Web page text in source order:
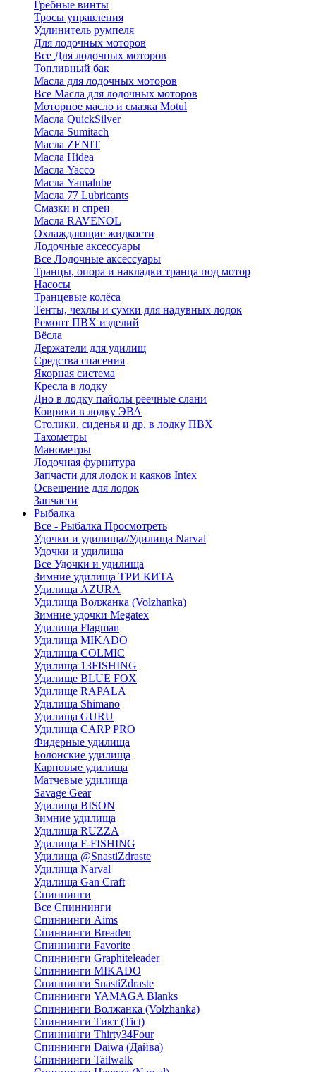
Гребные винты
Тросы управления
Удлинитель румпеля
Для лодочных моторов
Все Для лодочных моторов
Топливный бак
Масла для лодочных моторов
Все Масла для лодочных моторов
Моторное масло и смазка Motul
Масла QuickSilver
Масла Sumitach
Масла ZENIT
Масла Hidea
Масла Yacco
Масла Yamalube
Масла 77 Lubricants
Смазки и спреи
Масла RAVENOL
Охлаждающие жидкости
Лодочные аксессуары
Все Лодочные аксессуары
Транцы, опора и накладки транца под мотор
Насосы
Транцевые колёса
Тенты, чехлы и сумки для надувных лодок
Ремонт ПВХ изделий
Вёсла
Держатели для удилищ
Средства спасения
Якорная система
Кресла в лодку
Дно в лодку пайолы реечные слани
Коврики в лодку ЭВА
Столики, сиденья и др. в лодку ПВХ
Тахометры
Манометры
Лодочная фурнитура
Запчасти для лодок и каяков Intex
Освещение для лодок
Запчасти
Рыбалка
Все - Рыбалка Просмотреть
Удочки и удилища//Удилища Narval
Удочки и удилища
Все Удочки и удилища
Зимние удилища ТРИ КИТА
Удилища AZURA
Удилища Волжанка (Volzhanka)
Зимние удочки Megatex
Удилища Flagman
Удилища MIKADO
Удилища COLMIC
Удилища 13FISHING
Удилище BLUE FOX
Удилище RAPALA
Удилища Shimano
Удилища GURU
Удилища CARP PRO
Фидерные удилища
Болонские удилища
Карповые удилища
Матчевые удилища
Savage Gear
Удилища BISON
Зимние удилища
Удилища RUZZA
Удилища F-FISHING
Удилища @SnastiZdraste
Удилища Narval
Удилища Gan Craft
Спиннинги
Все Спиннинги
Спиннинги Aims
Спиннинги Breaden
Спиннинги Favorite
Спиннинги Graphiteleader
Спиннинги MIKADO
Спиннинги SnastiZdraste
Спиннинги YAMAGA Blanks
Спиннинги Волжанка (Volzhanka)
Спиннинги Тикт (Tict)
Спиннинги Thirty34Four
Спиннинги Daiwa (Дайва)
Спиннинги Tailwalk